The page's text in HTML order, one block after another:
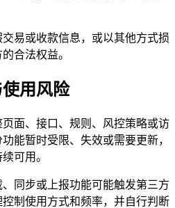
易或收款信息，或以其他方式损
合法权益。
用风险
面、接口、规则、风控策略或访
能暂时受限、失效或需要更新，
可用。
同步或上报功能可能触发第三方
制使用方式和频率，并自行判断